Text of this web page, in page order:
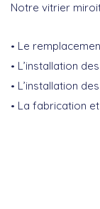
Notre vitrier
Le
L’installation
L’installation
La fabrication